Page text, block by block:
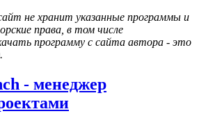
не хранит указанные программы и
права, в том числе
программу с сайта автора - это
- менеджер